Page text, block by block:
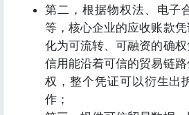
第二，根据物权法、电子
等，核心企业的应收账款
化为可流转、可融资的确
信用能沿着可信的贸易链
权，整个凭证可以衍生出
作；